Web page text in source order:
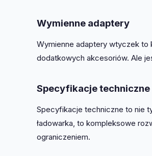
Wymienne adaptery
Wymienne adaptery wtyczek to
dodatkowych akcesoriów. Ale
Specyfikacje techniczne
Specyfikacje techniczne to nie
ładowarka, to kompleksowe
ograniczeniem.